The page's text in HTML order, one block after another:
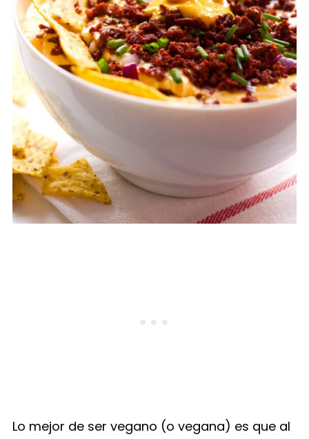
Lo mejor de ser vegano (o vegana) es que al